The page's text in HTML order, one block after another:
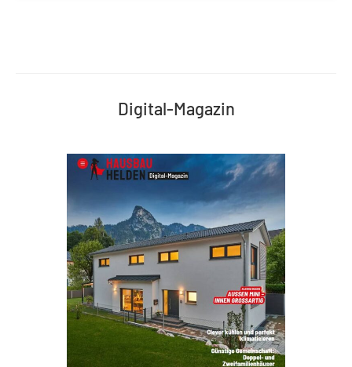
Digital-Magazin